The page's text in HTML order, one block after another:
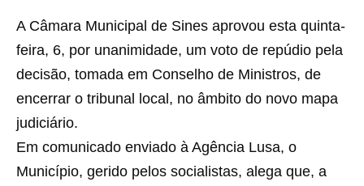
A Câmara Municipal de Sines aprovou esta quinta-
feira, 6, por unanimidade, um voto de repúdio pela
decisão, tomada em Conselho de Ministros, de
encerrar o tribunal local, no âmbito do novo mapa
judiciário.
Em comunicado enviado à Agência Lusa, o
Município, gerido pelos socialistas, alega que, a